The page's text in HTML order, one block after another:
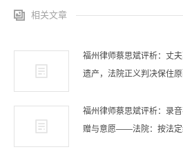
相关文章
福州律师蔡思斌评析：丈
遗产，法院正义判决保住原
福州律师蔡思斌评析：录
赠与意愿——法院：按法定